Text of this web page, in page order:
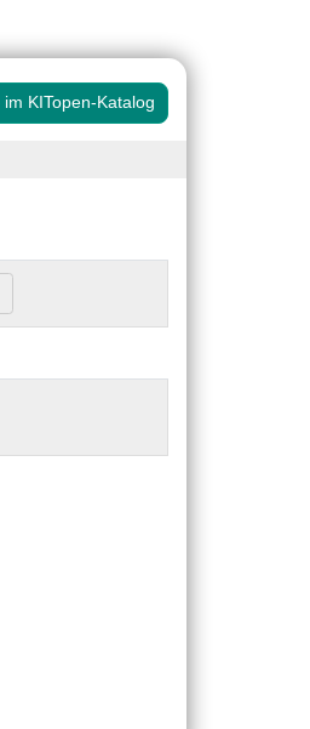
im KITopen-Katalog